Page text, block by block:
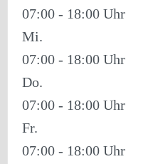
07:00 - 18:00
Mi.
07:00 - 18:00
Do.
07:00 - 18:00
Fr.
07:00 - 18:00